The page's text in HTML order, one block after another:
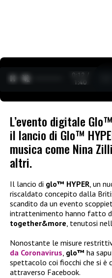
0:12 /
1:40
L’evento digitale
il lancio di Glo™
musica come Nina
altri.
Il lancio di glo™ HYPER, un
riscaldato concepito dalla
scandito da un evento
intrattenimento hanno fatto
together&more, tenutosi
Nonostante le misure
da Coronavirus, glo™ ha
spettacolo coi fiocchi che si è
attraverso Facebook.